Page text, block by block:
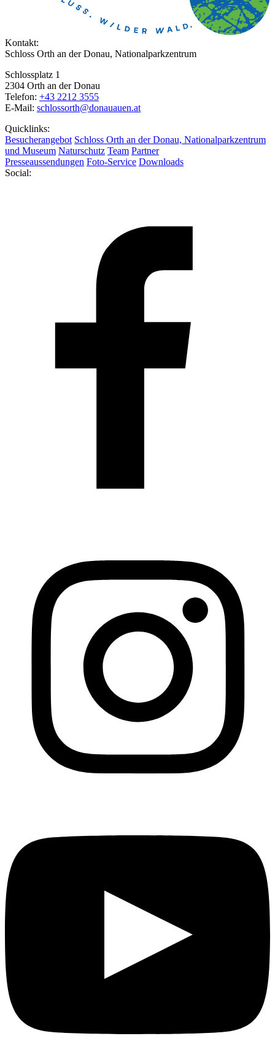
Kontakt:
Schloss Orth an der Donau, Nationalparkzentrum
Schlossplatz 1
2304 Orth an der Donau
Telefon: +43 2212 3555
E-Mail: schlossorth@donauauen.at
Quicklinks:
Besucherangebot Schloss Orth an der Donau, Nationalparkzentrum
und Museum Naturschutz Team Partner
Presseaussendungen Foto-Service Downloads
Social: